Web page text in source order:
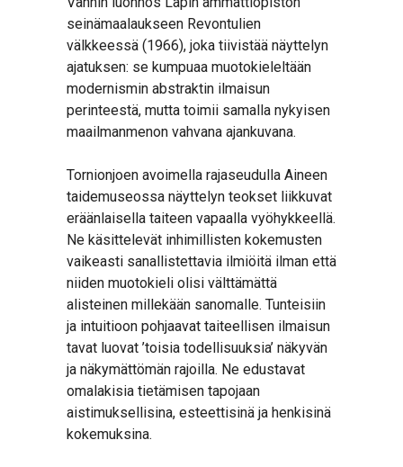
seinämaalaukseen Revontulien
välkkeessä (1966), joka tiivistää näyttelyn
ajatuksen: se kumpuaa muotokieleltään
modernismin abstraktin ilmaisun
perinteestä, mutta toimii samalla nykyisen
maailmanmenon vahvana ajankuvana.
Tornionjoen avoimella rajaseudulla Aineen
taidemuseossa näyttelyn teokset liikkuvat
eräänlaisella taiteen vapaalla vyöhykkeellä.
Ne käsittelevät inhimillisten kokemusten
vaikeasti sanallistettavia ilmiöitä ilman että
niiden muotokieli olisi välttämättä
alisteinen millekään sanomalle. Tunteisiin
ja intuitioon pohjaavat taiteellisen ilmaisun
tavat luovat ’toisia todellisuuksia’ näkyvän
ja näkymättömän rajoilla. Ne edustavat
omalakisia tietämisen tapojaan
aistimuksellisina, esteettisinä ja henkisinä
kokemuksina.